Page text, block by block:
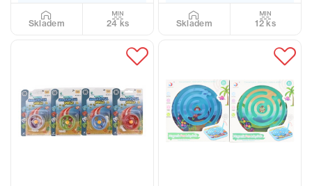
Skladem 24 ks Skladem 12 ks